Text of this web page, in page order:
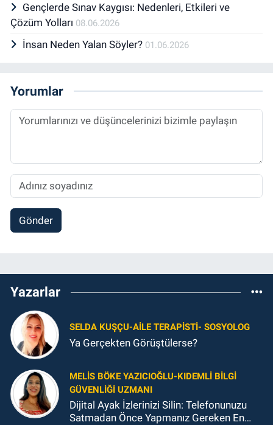
Gençlerde Sınav Kaygısı: Nedenleri, Etkileri ve
Çözüm Yolları 08.06.2026
İnsan Neden Yalan Söyler? 01.06.2026
Yorumlar
Gönder
Yazarlar
SELDA KUŞÇU-AILE TERAPISTI- SOSYOLOG
Ya Gerçekten Görüştülerse?
MELIS BÖKE YAZICIOĞLU-KIDEMLI BILGI
GÜVENLIĞI UZMANI
Dijital Ayak İzlerinizi Silin: Telefonunuzu
Satmadan Önce Yapmanız Gereken En